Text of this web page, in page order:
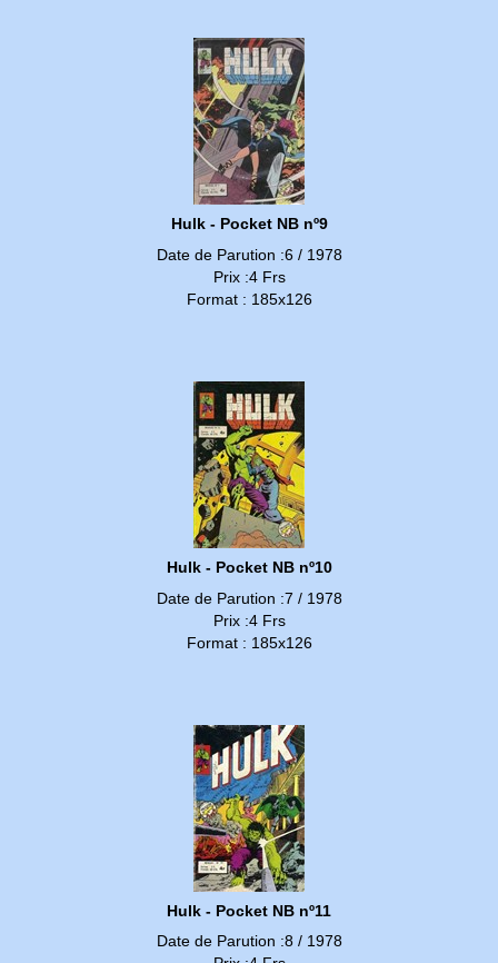
Hulk - Pocket NB nº9
Date de Parution :6 / 1978
Prix :4 Frs
Format : 185x126
Hulk - Pocket NB nº10
Date de Parution :7 / 1978
Prix :4 Frs
Format : 185x126
Hulk - Pocket NB nº11
Date de Parution :8 / 1978